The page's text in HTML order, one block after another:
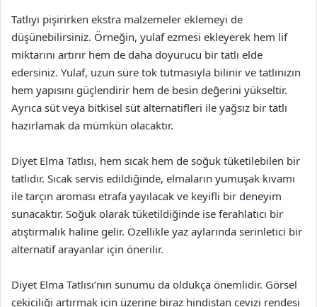
Tatlıyı pişirirken ekstra malzemeler eklemeyi de
düşünebilirsiniz. Örneğin, yulaf ezmesi ekleyerek hem lif
miktarını artırır hem de daha doyurucu bir tatlı elde
edersiniz. Yulaf, uzun süre tok tutmasıyla bilinir ve tatlınızın
hem yapısını güçlendirir hem de besin değerini yükseltir.
Ayrıca süt veya bitkisel süt alternatifleri ile yağsız bir tatlı
hazırlamak da mümkün olacaktır.
Diyet Elma Tatlısı, hem sıcak hem de soğuk tüketilebilen bir
tatlıdır. Sıcak servis edildiğinde, elmaların yumuşak kıvamı
ile tarçın aroması etrafa yayılacak ve keyifli bir deneyim
sunacaktır. Soğuk olarak tüketildiğinde ise ferahlatıcı bir
atıştırmalık haline gelir. Özellikle yaz aylarında serinletici bir
alternatif arayanlar için önerilir.
Diyet Elma Tatlısı’nın sunumu da oldukça önemlidir. Görsel
çekiciliği artırmak için üzerine biraz hindistan cevizi rendesi